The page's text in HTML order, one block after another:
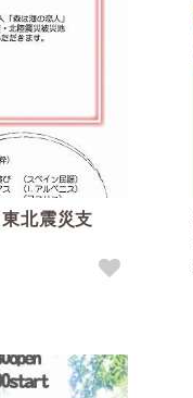
北震災支